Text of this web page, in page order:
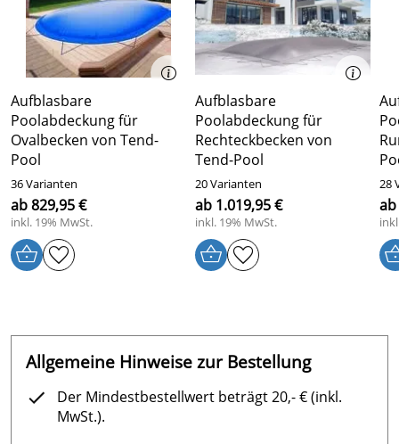
Rohrabstand von ca. 1,30 m
Unterseite der Aluminiumprofile mit
Scheuerschutzplättchen
Spanngurte im Anfangs-/ Endrohr stufenlos
einstellbar
Ratschen für Spanngurt aus Edelstahl, versenkbare
Ankerstifte Ø 6 mm in einer Hülse Ø 10 mm aus
Edelstahl
eine Handkurbel 3:1 (bis 45m² Fertigmaß) im
Montagesatz enthalten
Version mit elektrischem Antrieb möglich (optionales
Zubehör)
Hinweis bzgl. Überwinterung
: Um die Tragfähigkeit zu
Schneetragfähigkeit kann aufgrund mangelnder
Nachprüfbarkeit keine Gewähr übernommen werden.
Lieferung:
nach Deutschland. Andere Länder auf
Anfrage.
Aufblasbare
Poolabdeckung für
Ovalbecken von Tend-
Pool
36 Varianten
ab 829,95 €
inkl. 19% MwSt.
Aufblasbare
Poolabdeckung für
Rechteckbecken von
Tend-Pool
20 Varianten
ab 1.019,95 €
inkl. 19% MwSt.
28
ab
Allgemeine Hinweise zur Bestellung
Der Mindestbestellwert beträgt 20,- € (inkl.
MwSt.).